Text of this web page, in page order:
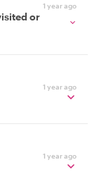
1 year ago
or
1 year ago
1 year ago